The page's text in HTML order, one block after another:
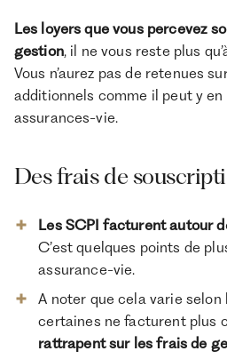
Les loyers que vous percevez
gestion, il ne vous reste plus
Vous n’aurez pas de retenues
additionnels comme il peut y
assurances-vie.
Des frais de
Les SCPI facturent autour
C’est quelques points de
assurance-vie.
A noter que cela varie selon
certaines ne facturent plus
rattrapent sur les frais de